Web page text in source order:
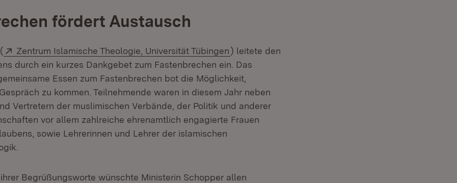
fördert Austausch
Extern:
Zentrum Islamische Theologie, Universität Tübingen(Öffnet in neuem Fenster)
) leitete den
durch ein kurzes Dankgebet zum Fastenbrechen ein. Das
Essen zum Fastenbrechen bot die Möglichkeit,
zu kommen. Teilnehmende waren in diesem Jahr neben
Vertretern der muslimischen Verbände, der Politik und anderer
vor allem zahlreiche ehrenamtlich engagierte Frauen
sowie Lehrerinnen und Lehrer der islamischen
Begrüßungsworte wünschte Ministerin Schopper allen